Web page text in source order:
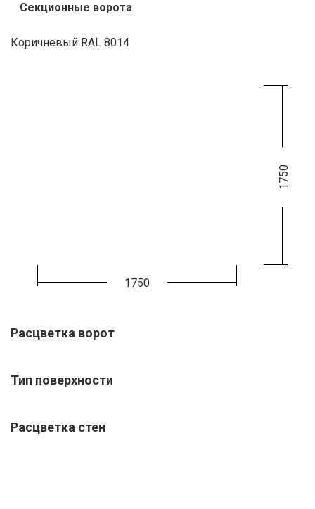
Секционные ворота
Коричневый RAL 8014
1750
1750
Расцветка ворот
Тип поверхности
Расцветка стен